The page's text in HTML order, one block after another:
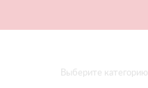
Выберите